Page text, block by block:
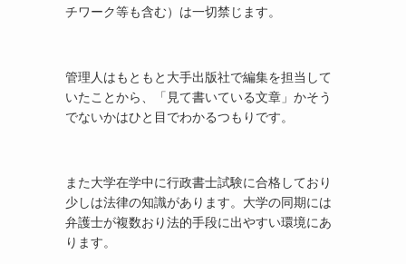
チワーク等も含む）は一切禁じます。
管理人はもともと大手出版社で編集を担当して
いたことから、「見て書いている文章」かそう
でないかはひと目でわかるつもりです。
また大学在学中に行政書士試験に合格しており
少しは法律の知識があります。大学の同期には
弁護士が複数おり法的手段に出やすい環境にあ
ります。